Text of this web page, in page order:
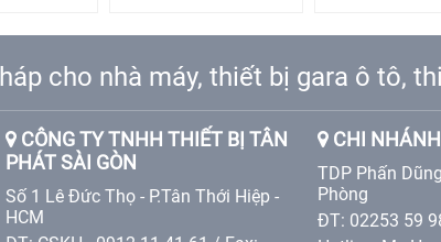
cho nhà máy, thiết bị gara ô tô,
CÔNG TY TNHH THIẾT BỊ TÂN
PHÁT SÀI GÒN
Số 1 Lê Đức Thọ - P.Tân Thới Hiệp -
HCM
CHI
TDP Phấn
Phòng
ĐT: 02253 59